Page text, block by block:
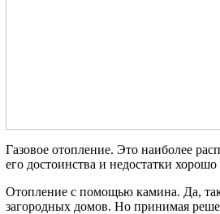
Газовое отопление. Это наиболее
его достоинства и недостатки
Отопление с помощью камина. Да,
загородных домов. Но принимая